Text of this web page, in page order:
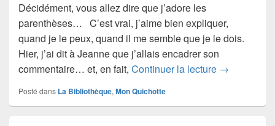
Décidément, vous allez dire que j’adore les
parenthèses… C’est vrai, j’aime bien expliquer,
quand je le peux, quand il me semble que je le dois.
Hier, j’ai dit à Jeanne que j’allais encadrer son
commentaire… et, en fait, Continuer la lecture →
Posté dans La Bibliothèque,Mon Quichotte